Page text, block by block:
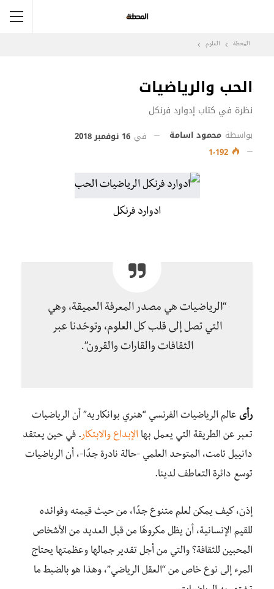
المحطة العلوم
الحب والرياضيات
نظرة في كتاب إدوارد فرنكل
بواسطة محمود اسامة في 16 نوفمبر 2018
ادوارد فرنكل
“الرياضيات هي مصدر المعرفة العميقة، وهي
التي تصل إلى قلب كل العلوم، وتوحّدنا عبر
الثقافات والقارات والقرون”.
رأى عالم الرياضيات الفرنسي “هنري بوانكاريه” أن الرياضيات
تعبر عن الطريقة التي يعمل بها الإبداع والابتكار. في حين يعتقد
دانييل تامت، المتوحد العلمي -حالة نادرة جدًا-، أن الرياضيات
توسع دائرة التعاطف لدينا.
إذن، كيف يمكن لعلم متنوع جدًا، من حيث قيمته وفوائده
للقيم الإنسانية، أن يظل مكروهًا من قبل العديد من الأشخاص
المحبين للثقافة؟ والتي من أجل تقدير جمالها وعظمتها يحتاج
المرء إلى نوع خاص من “العقل الرياضي”، وهذا هو بالضبط ما